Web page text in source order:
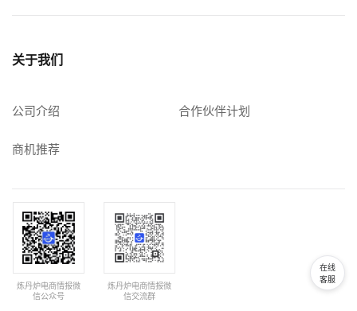
关于我们
公司介绍 合作伙伴计划
商机推荐
炼丹炉电商情报微
信公众号
炼丹炉电商情报微
信交流群
在线
客服